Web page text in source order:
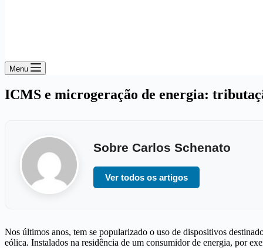
Menu
ICMS e microgeração de energia:
Sobre Carlos Schenato
Ver todos os artigos
Nos últimos anos, tem se popularizado o uso de dispositivos
eólica. Instalados na residência de um consumidor de energia, por